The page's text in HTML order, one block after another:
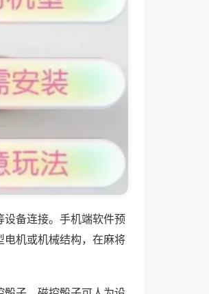
备连接。手机端软件预
机或机械结构，在麻将